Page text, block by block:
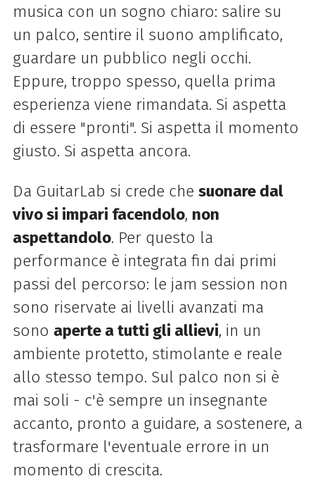
musica con un sogno chiaro: salire su
un palco, sentire il suono amplificato,
guardare un pubblico negli occhi.
Eppure, troppo spesso, quella prima
esperienza viene rimandata. Si aspetta
di essere "pronti". Si aspetta il momento
giusto. Si aspetta ancora.
Da GuitarLab si crede che suonare dal
vivo si impari facendolo, non
aspettandolo. Per questo la
performance è integrata fin dai primi
passi del percorso: le jam session non
sono riservate ai livelli avanzati ma
sono aperte a tutti gli allievi, in un
ambiente protetto, stimolante e reale
allo stesso tempo. Sul palco non si è
mai soli - c'è sempre un insegnante
accanto, pronto a guidare, a sostenere, a
trasformare l'eventuale errore in un
momento di crescita.